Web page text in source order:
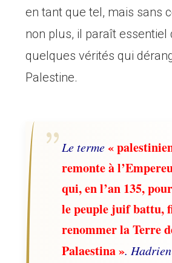
en tant que tel, mais sans
non plus, il paraît essentiel
quelques vérités qui
Palestine.
Le terme«
remonte à
qui, en l’an 135,
le peuple juif battu,
renommer la Terre
Palaestina ».